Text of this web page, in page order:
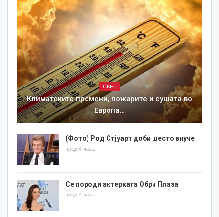
СВЕТ
Климатските промени, пожарите и сушата во
Европа…
(Фото) Род Стјуарт доби шесто внуче
пред 4 часа
Се породи актерката Обри Плаза
пред 4 часа